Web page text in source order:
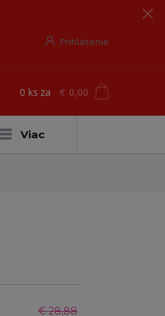
Prihlásenie
0 ks za € 0,00
Viac
€ 28,88